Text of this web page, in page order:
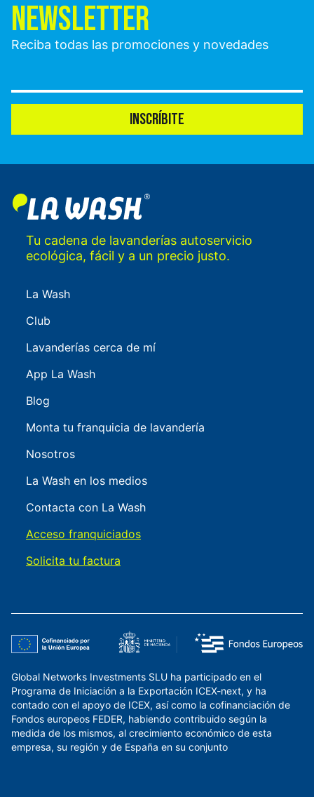
NEWSLETTER
Reciba todas las promociones y novedades
INSCRÍBITE
Tu cadena de lavanderías autoservicio
ecológica, fácil y a un precio justo.
La Wash
Club
Lavanderías cerca de mí
App La Wash
Blog
Monta tu franquicia de lavandería
Nosotros
La Wash en los medios
Contacta con La Wash
Acceso franquiciados
Solicita tu factura
Global Networks Investments SLU ha participado en el
Programa de Iniciación a la Exportación ICEX-next, y ha
contado con el apoyo de ICEX, así como la cofinanciación de
Fondos europeos FEDER, habiendo contribuido según la
medida de los mismos, al crecimiento económico de esta
empresa, su región y de España en su conjunto